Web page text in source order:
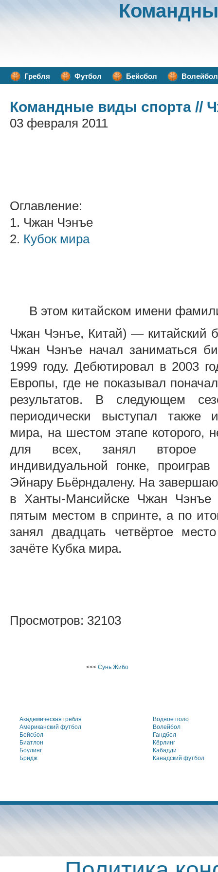
Гребля Футбол Бейсбол Волейбол
Командные виды спорта //
03 февраля 2011
Оглавление:
1. Чжан Чэнъе
2. Кубок мира
В этом китайском имени
Чжан Чэнъе, Китай) — китайский
Чжан Чэнъе начал заниматься
1999 году. Дебютировал в 2003
Европы, где не показывал
результатов. В следующем
периодически выступал также
мира, на шестом этапе которого,
для всех, занял второе
индивидуальной гонке,
Эйнару Бьёрндалену. На
в Ханты-Мансийске Чжан Чэнъе
пятым местом в спринте, а по
занял двадцать четвёртое
зачёте Кубка мира.
Просмотров: 32103
<<< Сунь Жибо
Академическая гребля
Американский футбол
Бейсбол
Биатлон
Боулинг
Бридж
Водное поло
Волейбол
Гандбол
Кёрлинг
Кабадди
Канадский футбол